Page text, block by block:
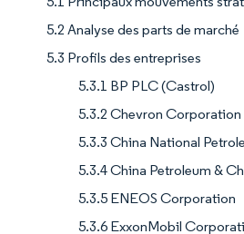
5.2 Analyse des parts de marché
5.3 Profils des entreprises
5.3.1 BP PLC (Castrol)
5.3.2 Chevron Corporation
5.3.3 China National
5.3.4 China Petroleum &
5.3.5 ENEOS Corporation
5.3.6 ExxonMobil